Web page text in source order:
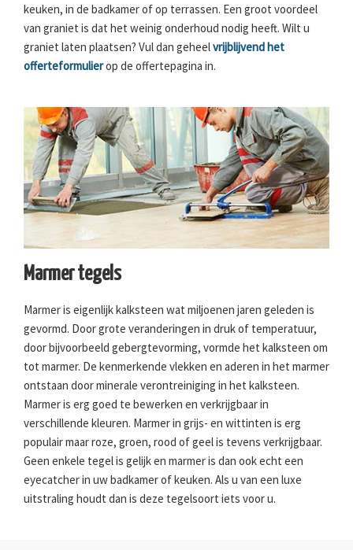
keuken, in de badkamer of op terrassen. Een groot voordeel
van graniet is dat het weinig onderhoud nodig heeft. Wilt u
graniet laten plaatsen? Vul dan geheelvrijblijvend het
offerteformulierop de offertepagina in.
Marmer tegels
Marmer is eigenlijk kalksteen wat miljoenen jaren geleden is
gevormd. Door grote veranderingen in druk of temperatuur,
door bijvoorbeeld gebergtevorming, vormde het kalksteen om
tot marmer. De kenmerkende vlekken en aderen in het marmer
ontstaan door minerale verontreiniging in het kalksteen.
Marmer is erg goed te bewerken en verkrijgbaar in
verschillende kleuren. Marmer in grijs- en wittinten is erg
populair maar roze, groen, rood of geel is tevens verkrijgbaar.
Geen enkele tegel is gelijk en marmer is dan ook echt een
eyecatcher in uw badkamer of keuken. Als u van een luxe
uitstraling houdt dan is deze tegelsoort iets voor u.